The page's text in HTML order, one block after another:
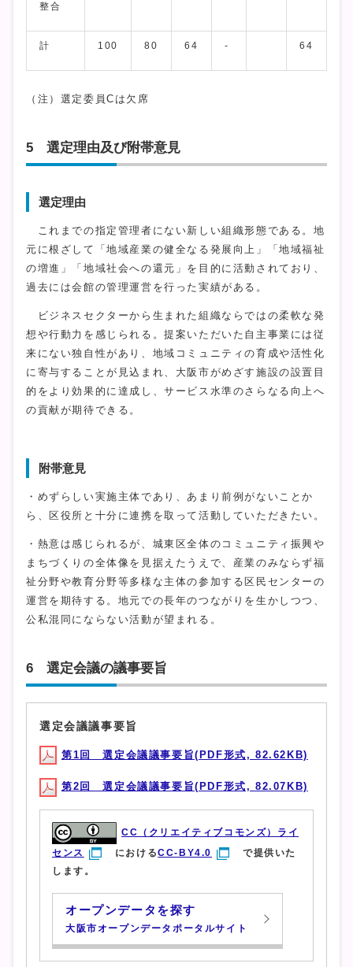
整合
計 100 80 64 - 64
（注）選定委員Cは欠席
5 選定理由及び附帯意見
選定理由
これまでの指定管理者にない新しい組織形態である。地
元に根ざして「地域産業の健全なる発展向上」「地域福祉
の増進」「地域社会への還元」を目的に活動されており、
過去には会館の管理運営を行った実績がある。
ビジネスセクターから生まれた組織ならではの柔軟な発
想や行動力を感じられる。提案いただいた自主事業には従
来にない独自性があり、地域コミュニティの育成や活性化
に寄与することが見込まれ、大阪市がめざす施設の設置目
的をより効果的に達成し、サービス水準のさらなる向上へ
の貢献が期待できる。
附帯意見
・めずらしい実施主体であり、あまり前例がないことか
ら、区役所と十分に連携を取って活動していただきたい。
・熱意は感じられるが、城東区全体のコミュニティ振興や
まちづくりの全体像を見据えたうえで、産業のみならず福
祉分野や教育分野等多様な主体の参加する区民センターの
運営を期待する。地元での長年のつながりを生かしつつ、
公私混同にならない活動が望まれる。
6 選定会議の議事要旨
選定会議議事要旨
第1回 選定会議議事要旨(PDF形式, 82.62KB)
第2回 選定会議議事要旨(PDF形式, 82.07KB)
CC（クリエイティブコモンズ）ライ
センス
におけるCC-BY4.0
で提供いた
します。
オープンデータを探す
大阪市オープンデータポータルサイト